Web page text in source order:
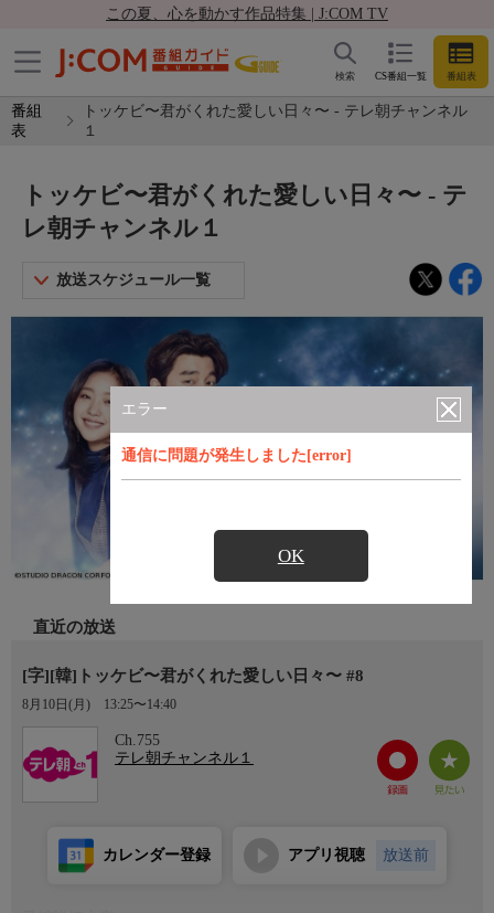
この夏、心を動かす作品特集 | J:COM TV
CS番組一覧 番組表
検索
番組
表
トッケビ〜君がくれた愛しい日々〜 - テレ朝チャンネル
１
エラー
通信に問題が発生しました[error]
OK
トッケビ〜君がくれた愛しい日々〜 - テ
レ朝チャンネル１
放送スケジュール一覧
直近の放送
[字][韓]トッケビ〜君がくれた愛しい日々〜 #8
8月10日(月) 13:25〜14:40
Ch.755
テレ朝チャンネル１
カレンダー登録 アプリ視聴 放送前